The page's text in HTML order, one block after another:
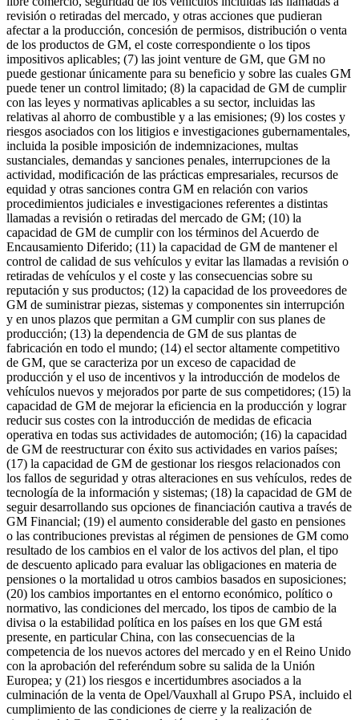
revisión o retiradas del mercado, y otras acciones que pudieran
afectar a la producción, concesión de permisos, distribución o venta
de los productos de GM, el coste correspondiente o los tipos
impositivos aplicables; (7) las joint venture de GM, que GM no
puede gestionar únicamente para su beneficio y sobre las cuales GM
puede tener un control limitado; (8) la capacidad de GM de cumplir
con las leyes y normativas aplicables a su sector, incluidas las
relativas al ahorro de combustible y a las emisiones; (9) los costes y
riesgos asociados con los litigios e investigaciones gubernamentales,
incluida la posible imposición de indemnizaciones, multas
sustanciales, demandas y sanciones penales, interrupciones de la
actividad, modificación de las prácticas empresariales, recursos de
equidad y otras sanciones contra GM en relación con varios
procedimientos judiciales e investigaciones referentes a distintas
llamadas a revisión o retiradas del mercado de GM; (10) la
capacidad de GM de cumplir con los términos del Acuerdo de
Encausamiento Diferido; (11) la capacidad de GM de mantener el
control de calidad de sus vehículos y evitar las llamadas a revisión o
retiradas de vehículos y el coste y las consecuencias sobre su
reputación y sus productos; (12) la capacidad de los proveedores de
GM de suministrar piezas, sistemas y componentes sin interrupción
y en unos plazos que permitan a GM cumplir con sus planes de
producción; (13) la dependencia de GM de sus plantas de
fabricación en todo el mundo; (14) el sector altamente competitivo
de GM, que se caracteriza por un exceso de capacidad de
producción y el uso de incentivos y la introducción de modelos de
vehículos nuevos y mejorados por parte de sus competidores; (15) la
capacidad de GM de mejorar la eficiencia en la producción y lograr
reducir sus costes con la introducción de medidas de eficacia
operativa en todas sus actividades de automoción; (16) la capacidad
de GM de reestructurar con éxito sus actividades en varios países;
(17) la capacidad de GM de gestionar los riesgos relacionados con
los fallos de seguridad y otras alteraciones en sus vehículos, redes de
tecnología de la información y sistemas; (18) la capacidad de GM de
seguir desarrollando sus opciones de financiación cautiva a través de
GM Financial; (19) el aumento considerable del gasto en pensiones
o las contribuciones previstas al régimen de pensiones de GM como
resultado de los cambios en el valor de los activos del plan, el tipo
de descuento aplicado para evaluar las obligaciones en materia de
pensiones o la mortalidad u otros cambios basados en suposiciones;
(20) los cambios importantes en el entorno económico, político o
normativo, las condiciones del mercado, los tipos de cambio de la
divisa o la estabilidad política en los países en los que GM está
presente, en particular China, con las consecuencias de la
competencia de los nuevos actores del mercado y en el Reino Unido
con la aprobación del referéndum sobre su salida de la Unión
Europea; y (21) los riesgos e incertidumbres asociados a la
culminación de la venta de Opel/Vauxhall al Grupo PSA, incluido el
cumplimiento de las condiciones de cierre y la realización de